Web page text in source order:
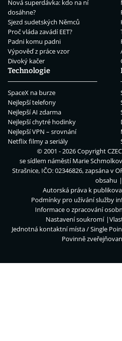
Nová superdávka: kdo na ní
dosáhne?
Sjezd sudetských Němců
Proč vláda zavádí EET?
Padni komu padni
Výpověď z práce vzor
Divoký kačer
Technologie
SpaceX na burze
Nejlepší telefony
Nejlepší AI zdarma
Nejlepší chytré hodinky
Nejlepší VPN – srovnání
Netflix filmy a seriály
© 2001 - 2026 Copyright
se sídlem náměstí Marie
Strašnice, IČO: 02346826, zapsána v
obsahu
Autorská práva k
Podmínky pro užívání služby
Informace o zpracování
Nastavení soukromí
Jednotná kontaktní místa / Single
Povinně